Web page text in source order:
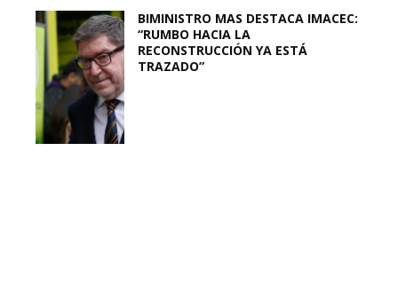
BIMINISTRO MAS DESTACA IMACEC:
“RUMBO HACIA LA
RECONSTRUCCIÓN YA ESTÁ
TRAZADO”